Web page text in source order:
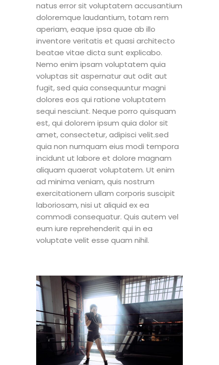
natus error sit voluptatem accusantium
doloremque laudantium, totam rem
aperiam, eaque ipsa quae ab illo
inventore veritatis et quasi architecto
beatae vitae dicta sunt explicabo.
Nemo enim ipsam voluptatem quia
voluptas sit aspernatur aut odit aut
fugit, sed quia consequuntur magni
dolores eos qui ratione voluptatem
sequi nesciunt. Neque porro quisquam
est, qui dolorem ipsum quia dolor sit
amet, consectetur, adipisci velit.sed
quia non numquam eius modi tempora
incidunt ut labore et dolore magnam
aliquam quaerat voluptatem. Ut enim
ad minima veniam, quis nostrum
exercitationem ullam corporis suscipit
laboriosam, nisi ut aliquid ex ea
commodi consequatur. Quis autem vel
eum iure reprehenderit qui in ea
voluptate velit esse quam nihil.